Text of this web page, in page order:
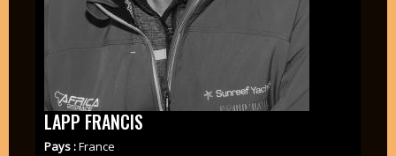
LAPP FRANCIS
Pays :France